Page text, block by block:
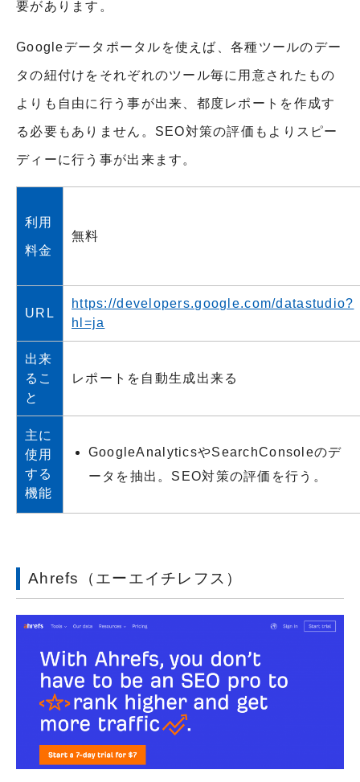
要があります。
Googleデータポータルを使えば、各種ツールのデー
タの紐付けをそれぞれのツール毎に用意されたもの
よりも自由に行う事が出来、都度レポートを作成す
る必要もありません。SEO対策の評価もよりスピー
ディーに行う事が出来ます。
利用
料金
無料
URL
https://developers.google.com/datastudio?
hl=ja
出来
るこ
と
レポートを自動生成出来る
主に
使用
する
機能
GoogleAnalyticsやSearchConsoleのデ
ータを抽出。SEO対策の評価を行う。
Ahrefs（エーエイチレフス）